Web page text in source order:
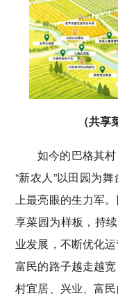
（共享
如今的巴格其
“新农人”以田园为
上最亮眼的生力军
享菜园为样板，持
业发展，不断优化
富民的路子越走越
村宜居、兴业、富民